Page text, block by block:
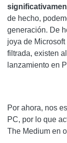
de hecho,
generación. De
joya de
filtrada, existen
lanzamiento en
Por ahora, nos
PC, por lo que
The Medium en